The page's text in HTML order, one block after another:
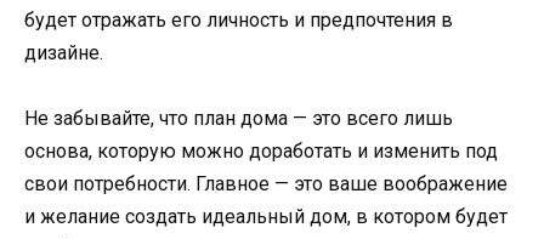
будет отражать его личность и предпочтения в
дизайне.
Не забывайте, что план дома — это всего лишь
основа, которую можно доработать и изменить под
свои потребности. Главное — это ваше воображение
и желание создать идеальный дом, в котором будет